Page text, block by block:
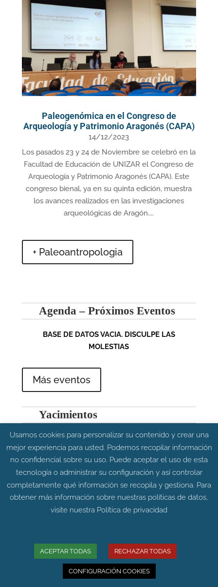
Paleogenómica en el Congreso de
Arqueología y Patrimonio Aragonés (CAPA)
14/12/2023
Los pasados 23 y 24 de Noviembre se celebró en la
Facultad de Educación de UNIZAR el Congreso de
Arqueología y Patrimonio Aragonés (CAPA). Este
congreso bienal, ya en su quinta edición, muestra
los avances realizados en las investigaciones
arqueológicas de Aragón....
+ Paleoantropologia
Agenda – Próximos Eventos
BASE DE DATOS VACIA. DISCULPE LAS
MOLESTIAS
Más eventos
Yacimientos
Usamos cookies para personalizar su contenido y crear una
mejor experiencia para usted. Podemos recopilar información
no confidencial sobre su uso. Puede aceptar el uso de esta
tecnología o administrar su configuración y así controlar
completamente qué información se recopila y gestiona. Para
obtener más información sobre nuestras políticas de datos,
visite nuestra Política de privacidad
ACEPTAR TODAS RECHAZAR TODAS
CONFIGURACIÓN COOKIES